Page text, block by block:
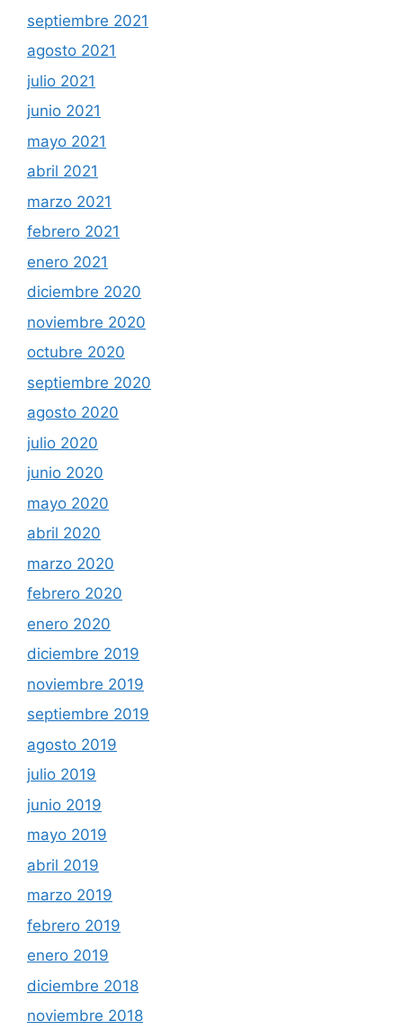
septiembre 2021
agosto 2021
julio 2021
junio 2021
mayo 2021
abril 2021
marzo 2021
febrero 2021
enero 2021
diciembre 2020
noviembre 2020
octubre 2020
septiembre 2020
agosto 2020
julio 2020
junio 2020
mayo 2020
abril 2020
marzo 2020
febrero 2020
enero 2020
diciembre 2019
noviembre 2019
septiembre 2019
agosto 2019
julio 2019
junio 2019
mayo 2019
abril 2019
marzo 2019
febrero 2019
enero 2019
diciembre 2018
noviembre 2018